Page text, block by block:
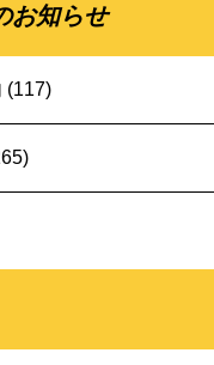
お知らせ
(117)